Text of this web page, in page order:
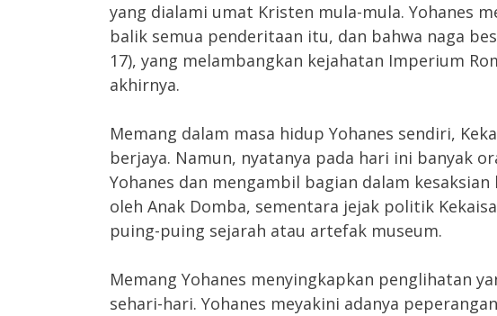
yang dialami umat Kristen mula-mula. Yohanes
balik semua penderitaan itu, dan bahwa naga
17), yang melambangkan kejahatan Imperium
akhirnya.
Memang dalam masa hidup Yohanes sendiri,
berjaya. Namun, nyatanya pada hari ini banyak
Yohanes dan mengambil bagian dalam
oleh Anak Domba, sementara jejak politik
puing-puing sejarah atau artefak museum.
Memang Yohanes menyingkapkan penglihatan
sehari-hari. Yohanes meyakini adanya